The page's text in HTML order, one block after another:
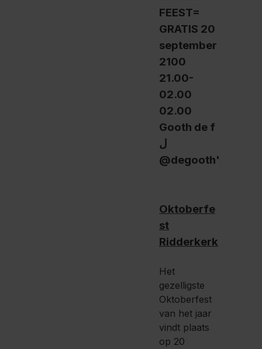
Oktoberfe
st
Ridderkerk
Het
gezelligste
Oktoberfest
van het jaar
vindt plaats
op 20